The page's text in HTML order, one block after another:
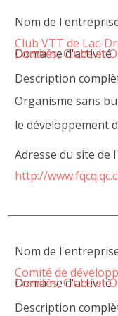
Nom de
Club VTT de Lac-
Domaine d'activité
Comités, Clubs et
Description
Organisme sans
le développement
Adresse du site de
http://
Nom de
Comité de
Domaine d'activité
Comités, Clubs et
Description